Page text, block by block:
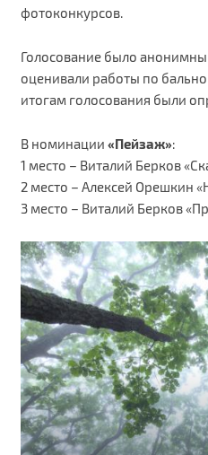
фотоконкурсов.
Голосование было
оценивали работы по
итогам голосования были
В номинации «Пейзаж»:
1 место – Виталий Берков
2 место – Алексей Орешкин
3 место – Виталий Берков